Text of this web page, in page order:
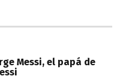
Messi, el papá de